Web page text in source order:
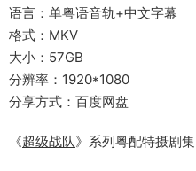
语言：单粤语音轨+中文字幕
格式：MKV
大小：57GB
分辨率：1920*1080
分享方式：百度网盘
《超级战队》系列粤配特摄剧集